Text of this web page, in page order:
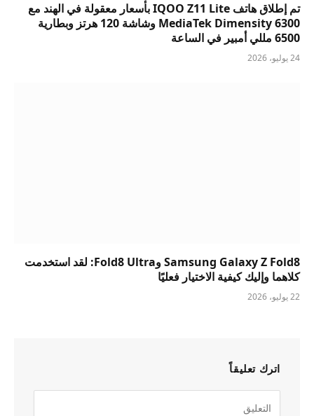
تم إطلاق هاتف IQOO Z11 Lite بأسعار معقولة في الهند مع
MediaTek Dimensity 6300 وشاشة 120 هرتز وبطارية
6500 مللي أمبير في الساعة
24 يوليو، 2026
Samsung Galaxy Z Fold8 وFold8 Ultra: لقد استخدمت
كلاهما وإليك كيفية الاختيار فعليًا
22 يوليو، 2026
اترك تعليقاً